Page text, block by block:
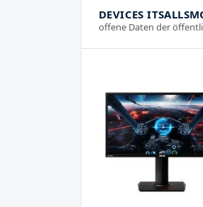
DEVICES
offene Daten der